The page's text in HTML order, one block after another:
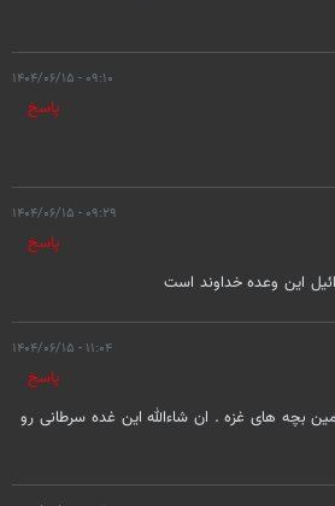
۰۹:۱۰ - ۱۴۰۴/۰۶/۱۵
پاسخ
۰۹:۲۹ - ۱۴۰۴/۰۶/۱۵
پاسخ
این وعده خداوند است
۱۱:۰۴ - ۱۴۰۴/۰۶/۱۵
پاسخ
بچه های غزه . ان شاءالله این غده سرطانی رو